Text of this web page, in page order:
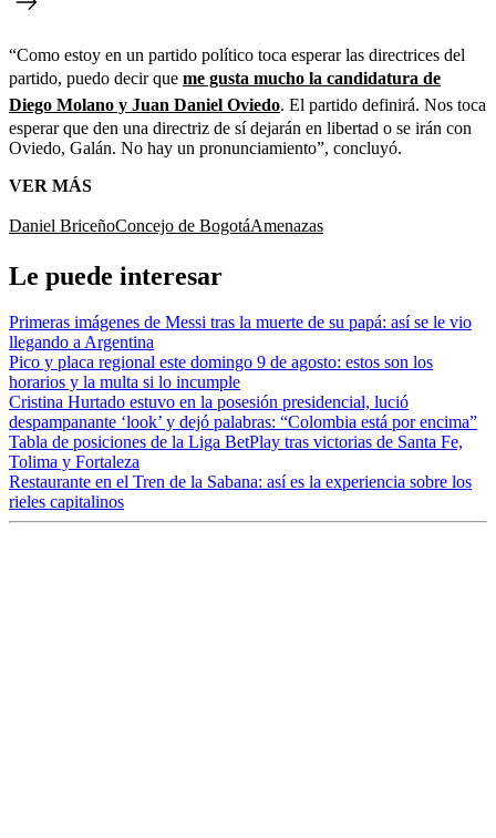
“Como estoy en un partido político toca esperar las directrices del
partido, puedo decir que me gusta mucho la candidatura de
Diego Molano y Juan Daniel Oviedo. El partido definirá. Nos toca
esperar que den una directriz de sí dejarán en libertad o se irán con
Oviedo, Galán. No hay un pronunciamiento”, concluyó.
VER MÁS
Daniel BriceñoConcejo de BogotáAmenazas
Le puede interesar
Primeras imágenes de Messi tras la muerte de su papá: así se le vio
llegando a Argentina
Pico y placa regional este domingo 9 de agosto: estos son los
horarios y la multa si lo incumple
Cristina Hurtado estuvo en la posesión presidencial, lució
despampanante ‘look’ y dejó palabras: “Colombia está por encima”
Tabla de posiciones de la Liga BetPlay tras victorias de Santa Fe,
Tolima y Fortaleza
Restaurante en el Tren de la Sabana: así es la experiencia sobre los
rieles capitalinos